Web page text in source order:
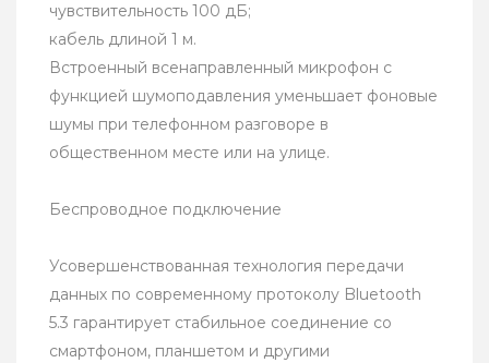
чувствительность 100 дБ;
кабель длиной 1 м.
Встроенный всенаправленный микрофон с
функцией шумоподавления уменьшает фоновые
шумы при телефонном разговоре в
общественном месте или на улице.
Беспроводное подключение
Усовершенствованная технология передачи
данных по современному протоколу Bluetooth
5.3 гарантирует стабильное соединение со
смартфоном, планшетом и другими